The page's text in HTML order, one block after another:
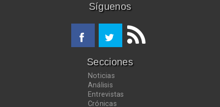
Síguenos
Secciones
Noticias
Análisis
Entrevistas
Crónicas